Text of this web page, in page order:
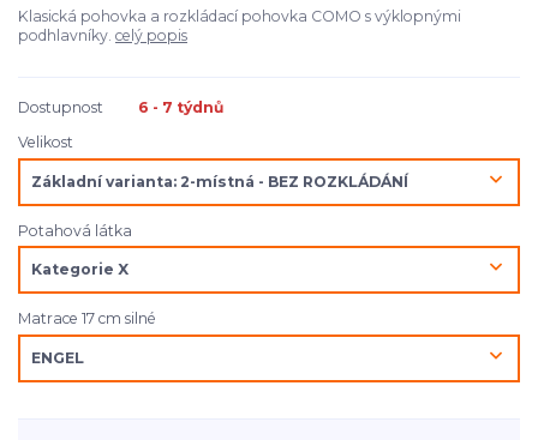
Klasická pohovka a rozkládací pohovka COMO s výklopnými
podhlavníky. celý popis
Dostupnost
6 - 7 týdnů
Velikost
Potahová látka
Matrace 17 cm silné